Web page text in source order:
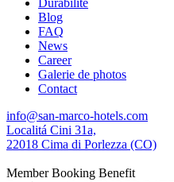
Durabilité
Blog
FAQ
News
Career
Galerie de photos
Contact
info@san-marco-hotels.com
Localitá Cini 31a,
22018 Cima di Porlezza (CO)
Member Booking Benefit